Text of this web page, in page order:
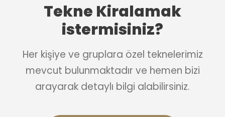
Tekne Kiralamak
istermisiniz?
Her kişiye ve gruplara özel teknelerimiz
mevcut bulunmaktadır ve hemen bizi
arayarak detaylı bilgi alabilirsiniz.